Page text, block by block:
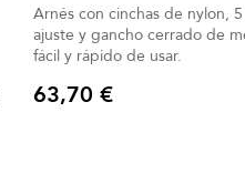
Arnés con cinchas de nylon,
ajuste y gancho cerrado de
fácil y rápido de usar.
Precio
63,70 €